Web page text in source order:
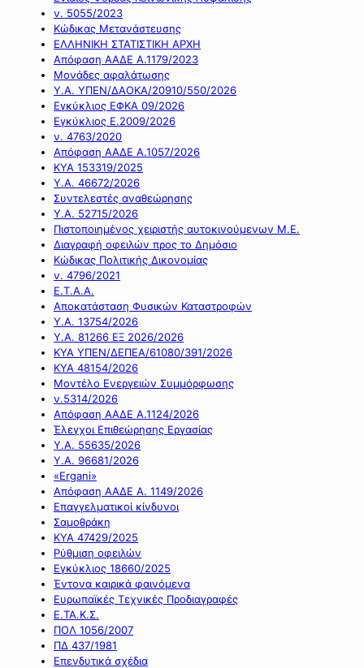
ν. 5055/2023
Κώδικας Μετανάστευσης
ΕΛΛΗΝΙΚΗ ΣΤΑΤΙΣΤΙΚΗ ΑΡΧΗ
Απόφαση ΑΑΔΕ Α.1179/2023
Μονάδες αφαλάτωσης
Υ.Α. ΥΠΕΝ/ΔΑΟΚΑ/20910/550/2026
Εγκύκλιος ΕΦΚΑ 09/2026
Εγκύκλιος Ε.2009/2026
ν. 4763/2020
Απόφαση ΑΑΔΕ Α.1057/2026
ΚΥΑ 153319/2025
Υ.Α. 46672/2026
Συντελεστές αναθεώρησης
Υ.Α. 52715/2026
Πιστοποιημένος χειριστής αυτοκινούμενων Μ.Ε.
Διαγραφή οφειλών προς το Δημόσιο
Κώδικας Πολιτικής Δικονομίας
ν. 4796/2021
Ε.Τ.Α.Α.
Αποκατάσταση Φυσικών Καταστροφών
Υ.Α. 13754/2026
Υ.Α. 81266 ΕΞ 2026/2026
ΚΥΑ ΥΠΕΝ/ΔΕΠΕΑ/61080/391/2026
ΚΥΑ 48154/2026
Μοντέλο Ενεργειών Συμμόρφωσης
ν.5314/2026
Απόφαση ΑΑΔΕ Α.1124/2026
Έλεγχοι Επιθεώρησης Εργασίας
Υ.Α. 55635/2026
Υ.Α. 96681/2026
«Ergani»
Απόφαση ΑΑΔΕ Α. 1149/2026
Επαγγελματικοί κίνδυνοι
Σαμοθράκη
ΚΥΑ 47429/2025
Ρύθμιση οφειλών
Εγκύκλιος 18660/2025
Έντονα καιρικά φαινόμενα
Ευρωπαϊκές Τεχνικές Προδιαγραφές
Ε.ΤΑ.Κ.Σ.
ΠΟΛ 1056/2007
ΠΔ 437/1981
Επενδυτικά σχέδια